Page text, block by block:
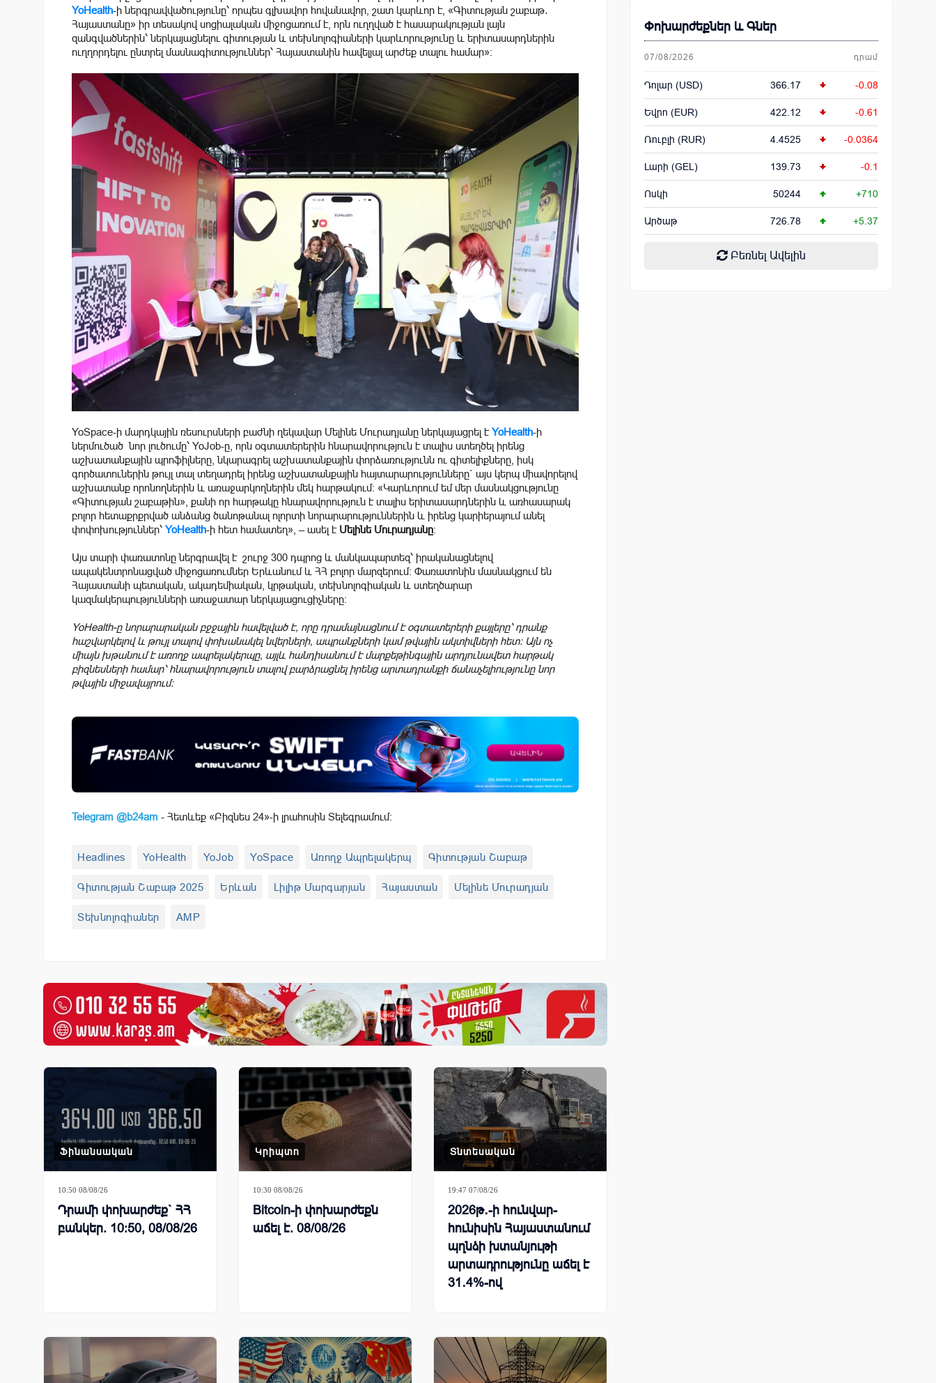
YoHealth-ի ներգրավվածությունը՝ որպես գլխավոր հովանավոր, շատ կարևոր է, «Գիտության շաբաթ․
Հայաստանը» իր տեսակով սոցիալական միջոցառում է, որն ուղղված է հասարակության լայն
զանգվածներին՝ ներկայացնելու գիտության և տեխնոլոգիաների կարևորությունը և երիտասարդներին
ուղղորդելու ընտրել մասնագիտություններ՝ Հայաստանին հավելյալ արժեք տալու համար»։
YoSpace-ի մարդկային ռեսուրսների բաժնի ղեկավար Մելինե Մուրադյանը ներկայացրել էYoHealth-ի
ներմուծած նոր լուծումը՝ YoJob-ը, որն օգտատերերին հնարավորություն է տալիս ստեղծել իրենց
աշխատանքային պրոֆիլները, նկարագրել աշխատանքային փորձառությունն ու գիտելիքները, իսկ
գործատուներին թույլ տալ տեղադրել իրենց աշխատանքային հայտարարությունները` այս կերպ միավորելով
աշխատանք որոնողներին և առաջարկողներին մեկ հարթակում։ «Կարևորում եմ մեր մասնակցությունը
«Գիտության շաբաթին», քանի որ հարթակը հնարավորություն է տալիս երիտասարդներին և առհասարակ
բոլոր հետաքրքրված անձանց ծանոթանալ ոլորտի նորարարություններին և իրենց կարիերայում անել
փոփոխություններ՝ YoHealth-ի հետ համատեղ», – ասել է Մելինե Մուրադյանը։
Այս տարի փառատոնը ներգրավել է շուրջ 300 դպրոց և մանկապարտեզ՝ իրականացնելով
ապակենտրոնացված միջոցառումներ Երևանում և ՀՀ բոլոր մարզերում։ Փառատոնին մասնակցում են
Հայաստանի պետական, ակադեմիական, կրթական, տեխնոլոգիական և ստեղծարար
կազմակերպությունների առաջատար ներկայացուցիչները։
YoHealth-ը նորարարական բջջային հավելված է, որը դրամայնացնում է օգտատերերի քայլերը՝ դրանք
հաշվարկելով և թույլ տալով փոխանակել նվերների, ապրանքների կամ թվային ակտիվների հետ։ Այն ոչ
միայն խթանում է առողջ ապրելակերպը, այլև հանդիսանում է մարքեթինգային արդյունավետ հարթակ
բիզնեսների համար՝ հնարավորություն տալով բարձրացնել իրենց արտադրանքի ճանաչելիությունը նոր
թվային միջավայրում։
Telegram @b24am - Հետևեք «Բիզնես 24»-ի լրահոսին Տելեգրամում:
Headlines YoHealth YoJob YoSpace Առողջ Ապրելակերպ Գիտության Շաբաթ
Գիտության Շաբաթ 2025 Երևան Լիլիթ Մարգարյան Հայաստան Մելինե Մուրադյան
Տեխնոլոգիաներ AMP
Փոխարժեքներ և Գներ
07/08/2026 դրամ
Դոլար (USD) 366.17 -0.08
Եվրո (EUR) 422.12 -0.61
Ռուբլի (RUR) 4.4525 -0.0364
Լարի (GEL) 139.73 -0.1
Ոսկի 50244 +710
Արծաթ 726.78 +5.37
Բեռնել Ավելին
Ֆինանսական
10:50 08/08/26
Դրամի փոխարժեք` ՀՀ
բանկեր. 10:50, 08/08/26
Կրիպտո
10:30 08/08/26
Bitcoin-ի փոխարժեքն
աճել է. 08/08/26
Տնտեսական
19:47 07/08/26
2026թ․-ի հունվար-
հունիսին Հայաստանում
պղնձի խտանյութի
արտադրությունը աճել է
31․4%-ով